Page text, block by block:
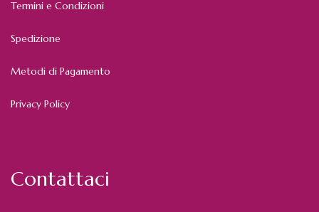
Termini e Condizioni
Spedizione
Metodi di Pagamento
Privacy Policy
Contattaci